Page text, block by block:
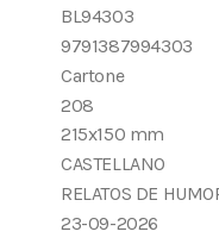
BL94303
9791387994303
Cartone
208
215x150 mm
CASTELLANO
RELATOS DE
23-09-2026